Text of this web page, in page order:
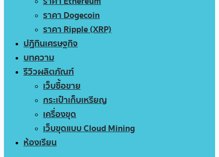
ราคา Dogecoin
ราคา Ripple (XRP)
ปฏิทินเศรษฐกิจ
บทความ
รีวิวผลิตภัณฑ์
เว็บซื้อขาย
กระเป๋าเก็บเหรียญ
เครื่องขุด
เว็บขุดแบบ Cloud Mining
ห้องเรียน